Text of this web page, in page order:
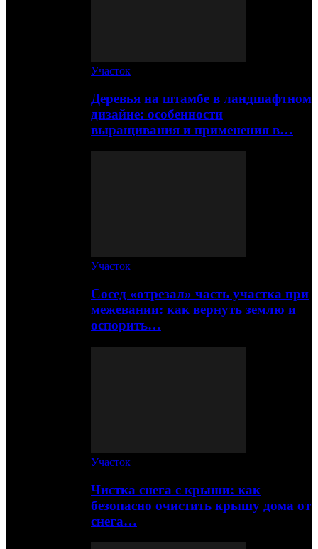
Участок
Деревья на штамбе в ландшафтном
дизайне: особенности
выращивания и применения в…
Участок
Сосед «отрезал» часть участка при
межевании: как вернуть землю и
оспорить…
Участок
Чистка снега с крыши: как
безопасно очистить крышу дома от
снега…